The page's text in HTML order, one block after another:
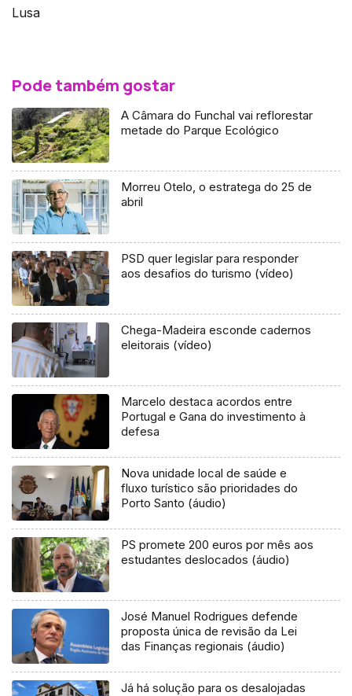
Lusa
Pode também gostar
A Câmara do Funchal vai reflorestar
metade do Parque Ecológico
Morreu Otelo, o estratega do 25 de
abril
PSD quer legislar para responder
aos desafios do turismo (vídeo)
Chega-Madeira esconde cadernos
eleitorais (vídeo)
Marcelo destaca acordos entre
Portugal e Gana do investimento à
defesa
Nova unidade local de saúde e
fluxo turístico são prioridades do
Porto Santo (áudio)
PS promete 200 euros por mês aos
estudantes deslocados (áudio)
José Manuel Rodrigues defende
proposta única de revisão da Lei
das Finanças regionais (áudio)
Já há solução para os desalojadas